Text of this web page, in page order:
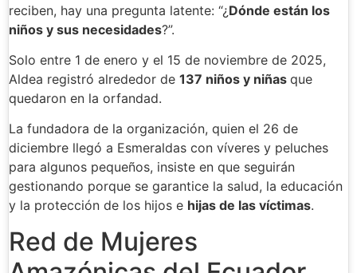
reciben, hay una pregunta latente: “¿Dónde están los
niños y sus necesidades?”.
Solo entre 1 de enero y el 15 de noviembre de 2025,
Aldea registró alrededor de 137 niños y niñas que
quedaron en la orfandad.
La fundadora de la organización, quien el 26 de
diciembre llegó a Esmeraldas con víveres y peluches
para algunos pequeños, insiste en que seguirán
gestionando porque se garantice la salud, la educación
y la protección de los hijos e hijas de las víctimas.
Red de Mujeres